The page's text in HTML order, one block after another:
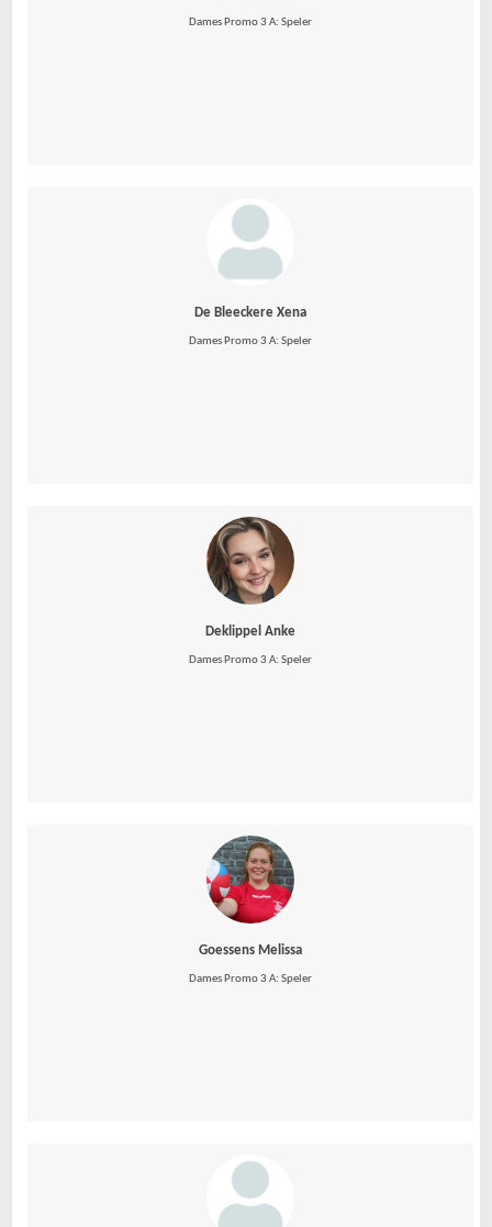
Dames Promo 3 A: Speler
De Bleeckere Xena
Dames Promo 3 A: Speler
Deklippel Anke
Dames Promo 3 A: Speler
Goessens Melissa
Dames Promo 3 A: Speler